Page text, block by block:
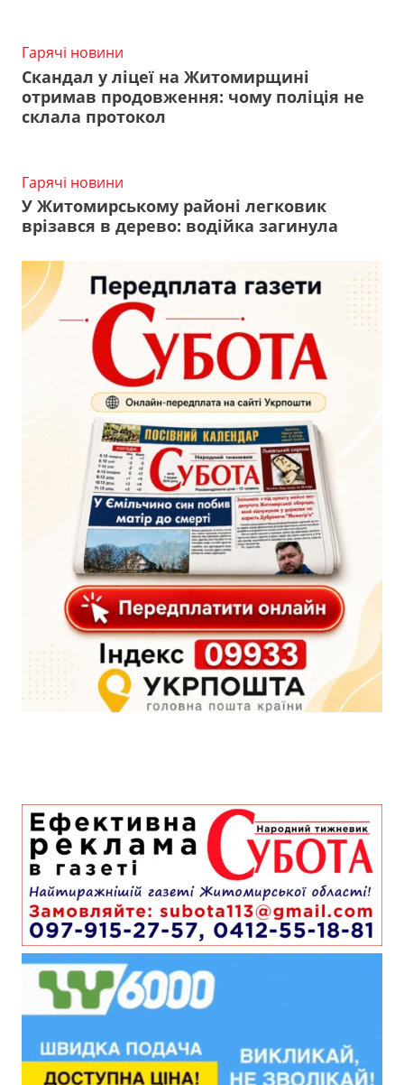
Гарячі новини
Скандал у ліцеї на Житомирщині
отримав продовження: чому поліція не
склала протокол
Гарячі новини
У Житомирському районі легковик
врізався в дерево: водійка загинула